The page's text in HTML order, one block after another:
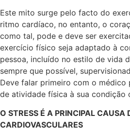
Este mito surge pelo facto do
ritmo cardíaco, no entanto, o
como tal, pode e deve ser
exercício físico seja adaptado à
pessoa, incluído no estilo de vida
sempre que possível,
Deve falar primeiro com o médico
de atividade física à sua condição
O STRESS É A PRINCIPAL CAUSA
CARDIOVASCULARES